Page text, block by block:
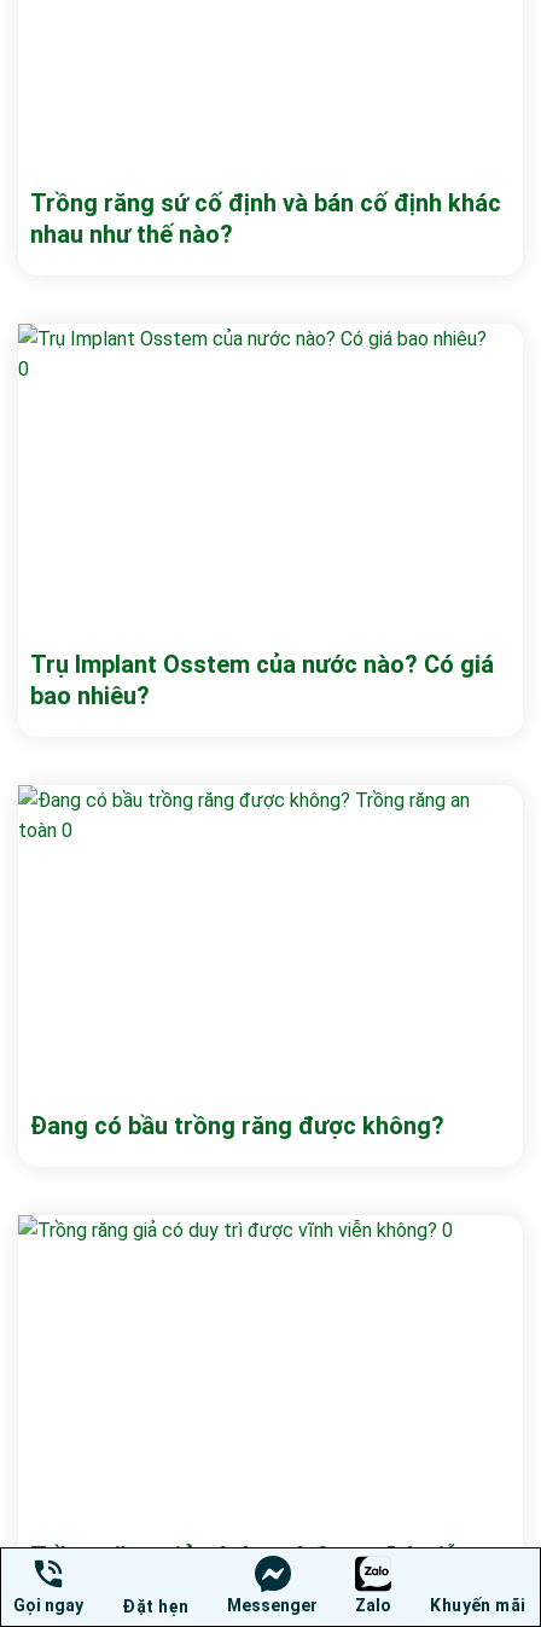
Trồng răng sứ cố định và bán cố định khác
nhau như thế nào?
Trụ Implant Osstem của nước nào? Có giá
bao nhiêu?
Đang có bầu trồng răng được không?
Trồng răng giả có duy trì được vĩnh viễn
không?
Gọi ngay Đặt hẹn Messenger Zalo Khuyến mãi